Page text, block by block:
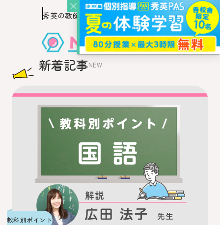
このページの本文へ移動
秀英の教師を知り、
秀英の教師から教わるウェブ・メディア
新着記事NEW
教科別ポイント